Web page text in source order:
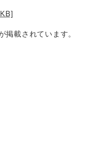
掲載されています。